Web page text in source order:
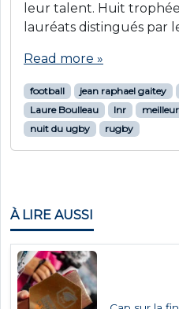
leur talent. Huit
lauréats distingués par
Read more »
football jean raphael gaitey
Laure Boulleau
lnr
nuit du ugby
rugby
À LIRE AUSSI